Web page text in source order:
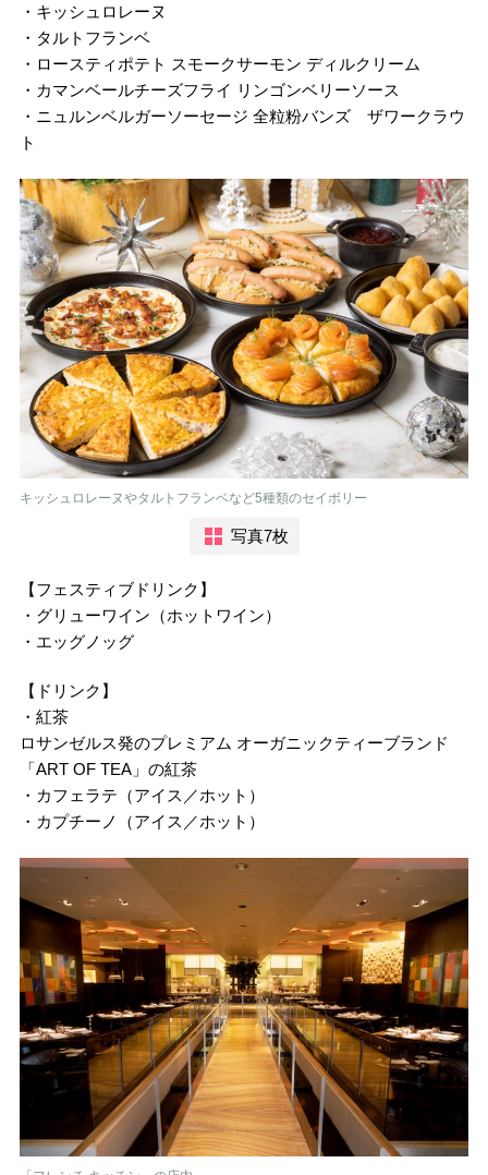
・キッシュロレーヌ
・タルトフランベ
・ロースティポテト スモークサーモン ディルクリーム
・カマンベールチーズフライ リンゴンベリーソース
・ニュルンベルガーソーセージ 全粒粉バンズ ザワークラウ
ト
キッシュロレーヌやタルトフランベなど5種類のセイボリー
写真7枚
【フェスティブドリンク】
・グリューワイン（ホットワイン）
・エッグノッグ
【ドリンク】
・紅茶
ロサンゼルス発のプレミアム オーガニックティーブランド
「ART OF TEA」の紅茶
・カフェラテ（アイス／ホット）
・カプチーノ（アイス／ホット）